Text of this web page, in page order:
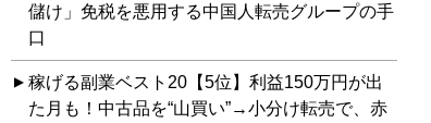
儲け」免税を悪用する中国人転売グループの手
口
稼げる副業ベスト20【5位】利益150万円が出
た月も！中古品を“山買い”→小分け転売で、赤